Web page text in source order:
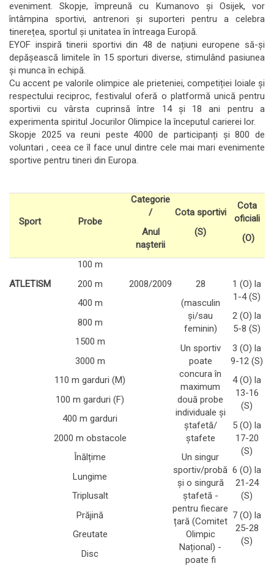
eveniment. Skopje, împreună cu Kumanovo și Osijek, vor
întâmpina sportivi, antrenori și suporteri pentru a celebra
tinerețea, sportul și unitatea în întreaga Europă.
EYOF inspiră tinerii sportivi din 48 de națiuni europene să-și
depășească limitele în 15 sporturi diverse, stimulând pasiunea
și munca în echipă.
Cu accent pe valorile olimpice ale prieteniei, competiției loiale și
respectului reciproc, festivalul oferă o platformă unică pentru
sportivii cu vârsta cuprinsă între 14 și 18 ani pentru a
experimenta spiritul Jocurilor Olimpice la începutul carierei lor.
Skopje 2025 va reuni peste 4000 de participanți și 800 de
voluntari , ceea ce îl face unul dintre cele mai mari evenimente
sportive pentru tineri din Europa.
Sport Probe
Categorie
/
Anul
nașterii
Cota sportivi
(S)
Cota
oficiali
(O)
ATLETISM
100 m
200 m
400 m
800 m
1500 m
3000 m
110 m garduri (M)
100 m garduri (F)
400 m garduri
2000 m obstacole
Înălțime
Lungime
Triplusalt
Prăjină
Greutate
Disc
2008/2009
28
(masculin
și/sau
feminin)
Un sportiv
poate
concura în
maximum
două probe
individuale și
ștafetă/
ștafete
Un singur
sportiv/probă
și o singură
ștafetă -
pentru fiecare
țară (Comitet
Olimpic
Național) -
poate fi
1 (O) la
1-4 (S)
2 (O) la
5-8 (S)
3 (O) la
9-12 (S)
4 (O) la
13-16
(S)
5 (O) la
17-20
(S)
6 (O) la
21-24
(S)
7 (O) la
25-28
(S)